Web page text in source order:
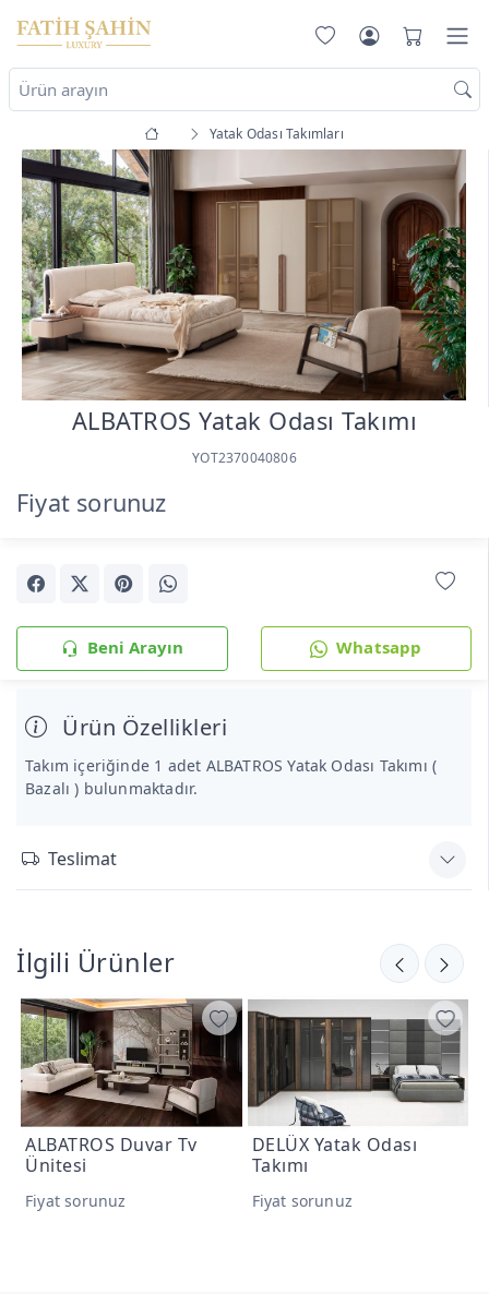
Yatak Odası Takımları
ALBATROS Yatak Odası Takımı
YOT2370040806
Fiyat sorunuz
Beni Arayın Whatsapp
Ürün Özellikleri
Takım içeriğinde 1 adet ALBATROS Yatak Odası Takımı (
Bazalı ) bulunmaktadır.
Teslimat
İlgili Ürünler
ALBATROS Duvar Tv
Ünitesi
Fiyat sorunuz
DELÜX Yatak Odası
Takımı
Fiyat sorunuz